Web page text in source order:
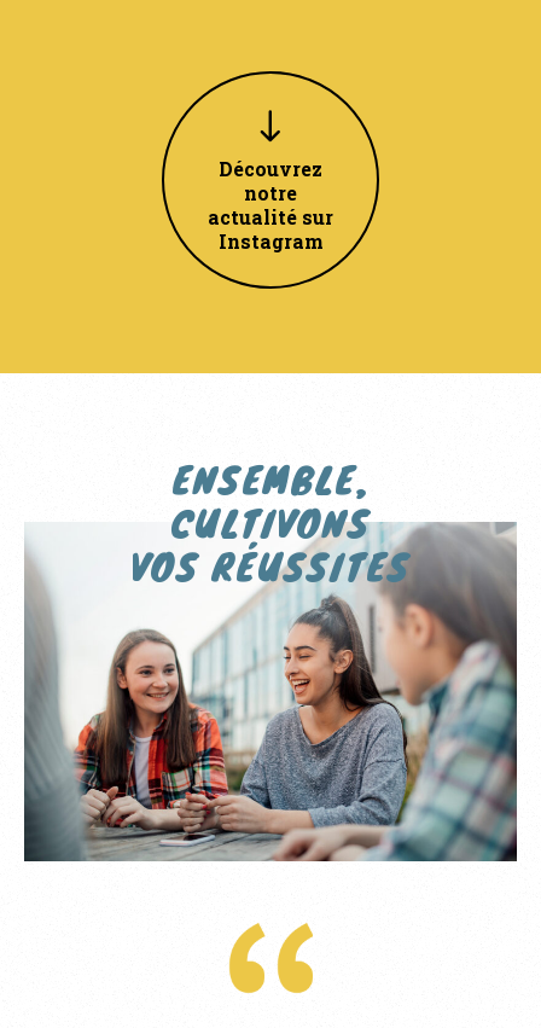
Découvrez
notre
actualité sur
Instagram
ENSEMBLE,
CULTIVONS
VOS RÉUSSITES